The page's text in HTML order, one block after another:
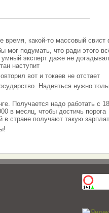
время, какой-то массовый свист
подумать, что ради этого
эксперт даже не
наступит
вот и токаев не отстает
Надеяться нужно
Получается надо работать с
в месяц, чтобы достичь порога
в стране получают такую